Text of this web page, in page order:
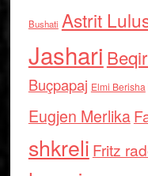
Bushati Astrit
Jashari
Buçpapaj Elmi Berisha
Eugjen Merlika
shkreli Fritz